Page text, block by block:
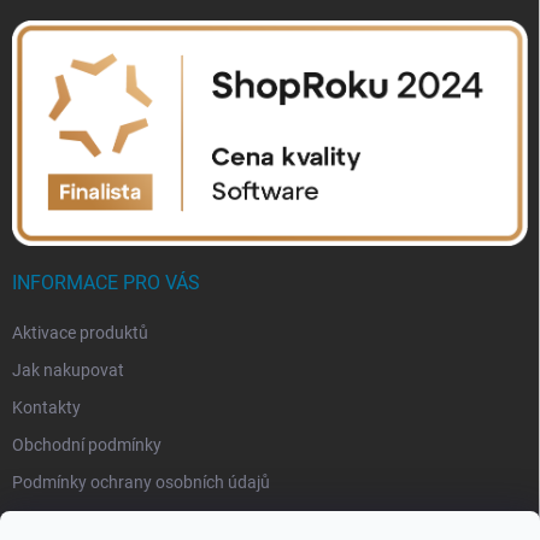
INFORMACE PRO VÁS
Aktivace produktů
Jak nakupovat
Kontakty
Obchodní podmínky
Podmínky ochrany osobních údajů